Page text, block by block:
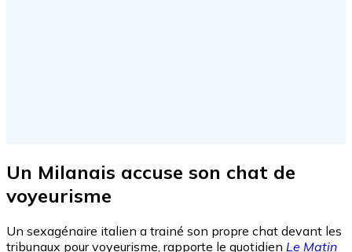
Un Milanais accuse son chat de
voyeurisme
Un sexagénaire italien a trainé son propre chat devant les
tribunaux pour voyeurisme, rapporte le quotidien Le Matin